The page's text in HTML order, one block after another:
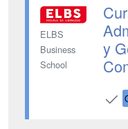
ELBS
Business
School
y